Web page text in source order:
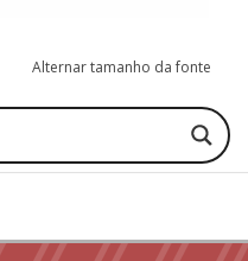
Alternar tamanho da fonte